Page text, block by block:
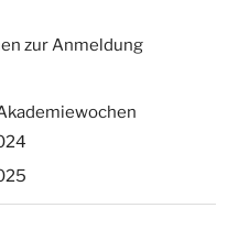
zur Anmeldung